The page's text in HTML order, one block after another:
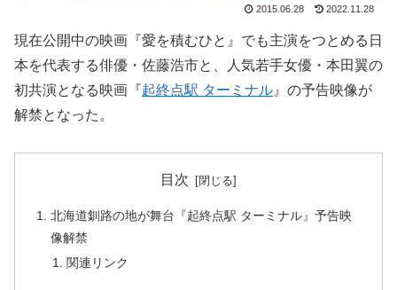
2015.06.28 2022.11.28
現在公開中の映画『愛を積むひと』でも主演をつとめる日
本を代表する俳優・佐藤浩市と、人気若手女優・本田翼の
初共演となる映画『起終点駅 ターミナル 』の予告映像が
解禁となった。
目次
北海道釧路の地が舞台『起終点駅 ターミナル』予告映
像解禁
関連リンク